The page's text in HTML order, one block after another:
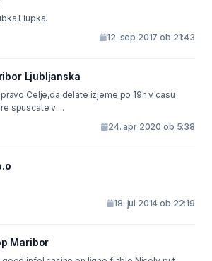
Liupka.
12. sep 2017 ob 21:43
Ljubljanska
Celje,da delate izjeme po 19h v casu
spuscate v ...
24. apr 2020 ob 5:38
18. jul 2014 ob 22:19
Maribor